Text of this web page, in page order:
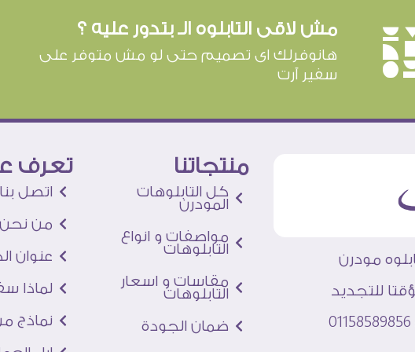
مش لاقى التابلوه الـ بتدور عليه ؟
هانوفرلك اى تصميم حتى لو مش متوفر على
سفير آرت
للتجديد
منتجاتنا
كل التابلوهات
المودرن
مواصفات و انواع
التابلوهات
مقاسات و اسعار
التابلوهات
ضمان الجودة
تعرف
اتصل بنا
من نحن
عنوان
لماذا
نماذج